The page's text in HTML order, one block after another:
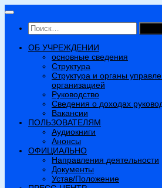
Перейти
содержимому
Найти:
ОБ УЧРЕЖДЕНИИ
основные сведения
Структура
Структура и органы
организацией
Руководство
Сведения о доходах
Вакансии
ПОЛЬЗОВАТЕЛЯМ
Аудиокниги
Анонсы
ОФИЦИАЛЬНО
Направления деятельности
Документы
Устав/Положение